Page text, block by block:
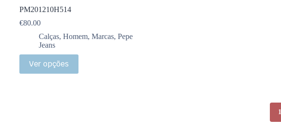
PM201210H514
€80.00
Calças, Homem, Marcas, Pepe
Jeans
Ver opções
1